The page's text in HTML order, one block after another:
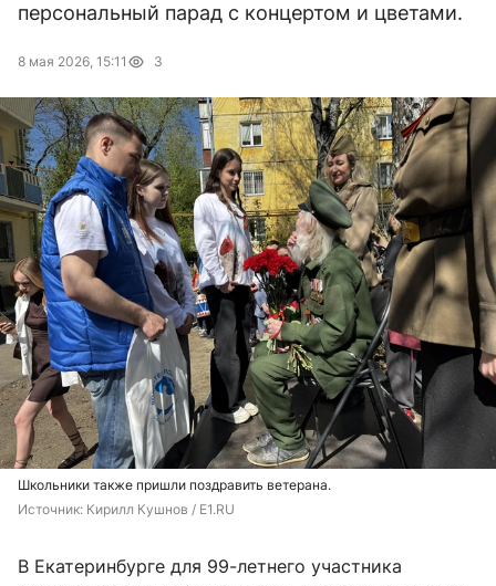
персональный парад с концертом и цветами.
8 мая 2026, 15:11 3
Школьники также пришли поздравить ветерана.
Источник: Кирилл Кушнов / E1.RU
В Екатеринбурге для 99-летнего участника